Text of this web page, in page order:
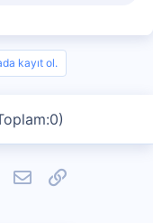
kayıt ol.
E-postaLink